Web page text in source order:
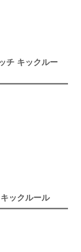
チ キックルー
ックルール